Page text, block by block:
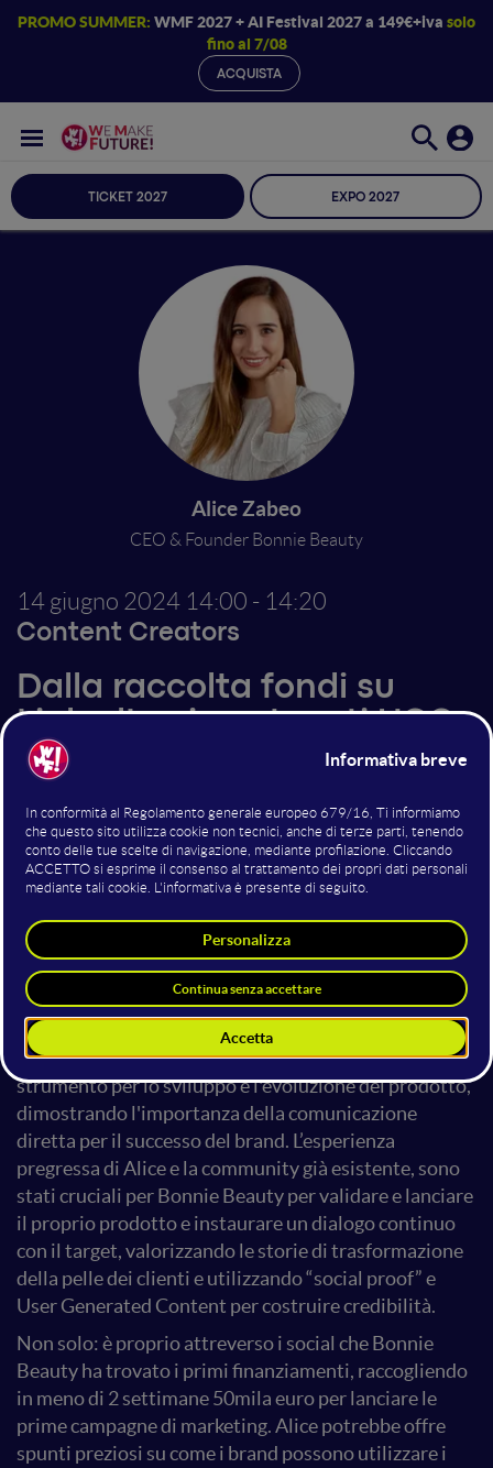
PROMO SUMMER: WMF 2027 + AI Festival 2027 a 149€+iva solo
fino al 7/08
ACQUISTA
TICKET 2027 EXPO 2027
Alice Zabeo
CEO & Founder Bonnie Beauty
14 giugno 2024 14:00 - 14:20
Content Creators
Dalla raccolta fondi su
LinkedIn ai contenuti UGC:
come valorizzare la
far crescere una startup
Alice Zabeo, CEO e Founder di Bonnie Beauty e Skin
un’esperta nell'utilizzo delle strategie di
comunicazione diretta e di influencer marketing nel
settore beauty.
Grazie a un approccio innovativo, Bonnie Beauty ha
trasformato il feedback dei clienti in un potente
strumento per lo sviluppo e l'evoluzione del prodotto,
dimostrando l'importanza della comunicazione
diretta per il successo del brand. L’esperienza
pregressa di Alice e la community già esistente, sono
stati cruciali per Bonnie Beauty per validare e lanciare
il proprio prodotto e instaurare un dialogo continuo
con il target, valorizzando le storie di trasformazione
della pelle dei clienti e utilizzando “social proof” e
User Generated Content per costruire credibilità.
Non solo: è proprio attreverso i social che Bonnie
Beauty ha trovato i primi finanziamenti, raccogliendo
in meno di 2 settimane 50mila euro per lanciare le
prime campagne di marketing. Alice potrebbe offre
spunti preziosi su come i brand possono utilizzare i